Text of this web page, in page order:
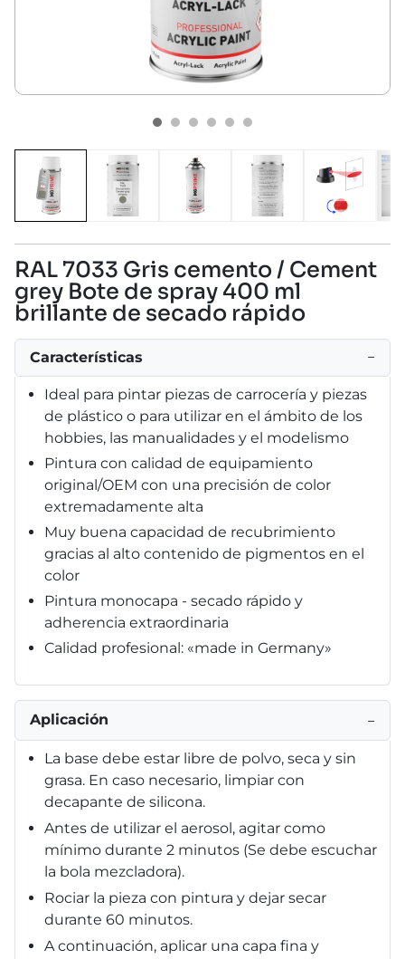
RAL 7033 Gris cemento / Cement
grey Bote de spray 400 ml
brillante de secado rápido
Características −
Ideal para pintar piezas de carrocería y piezas
de plástico o para utilizar en el ámbito de los
hobbies, las manualidades y el modelismo
Pintura con calidad de equipamiento
original/OEM con una precisión de color
extremadamente alta
Muy buena capacidad de recubrimiento
gracias al alto contenido de pigmentos en el
color
Pintura monocapa - secado rápido y
adherencia extraordinaria
Calidad profesional: «made in Germany»
Aplicación −
La base debe estar libre de polvo, seca y sin
grasa. En caso necesario, limpiar con
decapante de silicona.
Antes de utilizar el aerosol, agitar como
mínimo durante 2 minutos (Se debe escuchar
la bola mezcladora).
Rociar la pieza con pintura y dejar secar
durante 60 minutos.
A continuación, aplicar una capa fina y